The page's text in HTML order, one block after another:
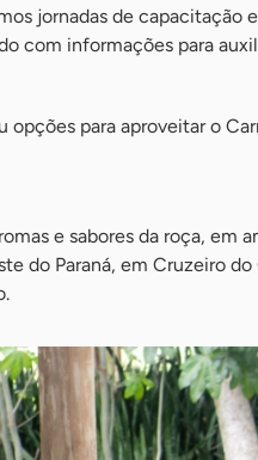
jornadas de capacitação
com informações para
opções para aproveitar o
e sabores da roça, em
do Paraná, em Cruzeiro do